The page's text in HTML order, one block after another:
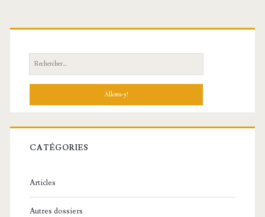
R
e
h
r
c
:
CATÉGORIES
Articles
Autres dossiers